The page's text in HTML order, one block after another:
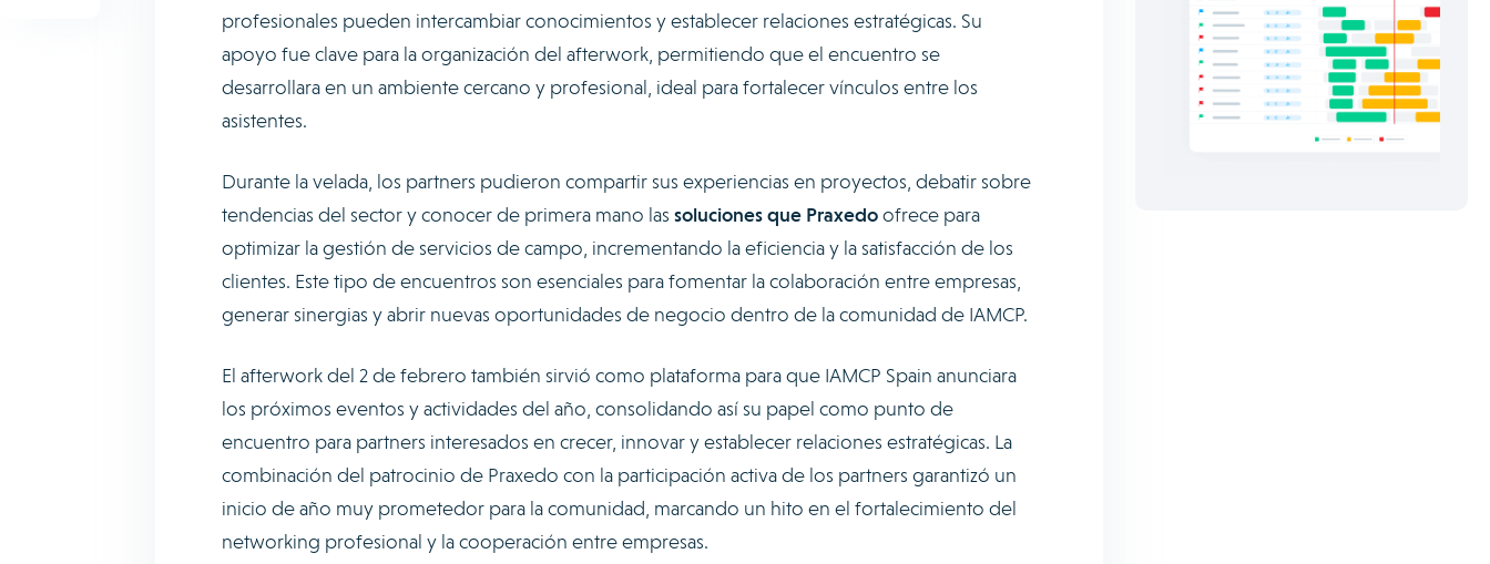
profesionales pueden intercambiar conocimientos y establecer relaciones estratégicas. Su
apoyo fue clave para la organización del afterwork, permitiendo que el encuentro se
desarrollara en un ambiente cercano y profesional, ideal para fortalecer vínculos entre los
asistentes.
Durante la velada, los partners pudieron compartir sus experiencias en proyectos, debatir sobre
tendencias del sector y conocer de primera mano las soluciones que Praxedoofrece para
optimizar la gestión de servicios de campo, incrementando la eficiencia y la satisfacción de los
clientes. Este tipo de encuentros son esenciales para fomentar la colaboración entre empresas,
generar sinergias y abrir nuevas oportunidades de negocio dentro de la comunidad de IAMCP.
El afterwork del 2 de febrero también sirvió como plataforma para que IAMCP Spain anunciara
los próximos eventos y actividades del año, consolidando así su papel como punto de
encuentro para partners interesados en crecer, innovar y establecer relaciones estratégicas. La
combinación del patrocinio de Praxedo con la participación activa de los partners garantizó un
inicio de año muy prometedor para la comunidad, marcando un hito en el fortalecimiento del
networking profesional y la cooperación entre empresas.